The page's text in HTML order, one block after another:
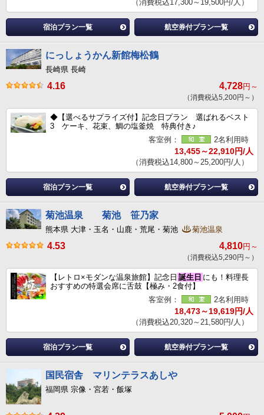
（消費税込17,300～19,500円/人）
宿泊プラン一覧 航空券付プラン一覧
にっしょうかん新館梅松鶴
長崎県 長崎
4.16 4,728円～
（消費税込5,200円～）
◆【選べるサプライズ付】記念日プラン 選ばれるベスト
3 ケーキ、花束、鯛の塩釜焼 特典付き♪
客室例：
2名利用時
13,455～22,910円/人
（消費税込14,800～25,200円/人）
宿泊プラン一覧 航空券付プラン一覧
菊池温泉 菊池 笹乃家
熊本県 大津・玉名・山鹿・荒尾・菊池 菊池温泉
4.53 4,810円～
（消費税込5,290円～）
【レトロ×モダンな温泉旅館】記念日 誕生日 にも！料理長
おすすめの特選会席に舌鼓【極み・2食付】
客室例：
2名利用時
18,473～19,619円/人
（消費税込20,320～21,580円/人）
宿泊プラン一覧 航空券付プラン一覧
国民宿舎 マリンテラスあしや
福岡県 宗像・宮若・飯塚